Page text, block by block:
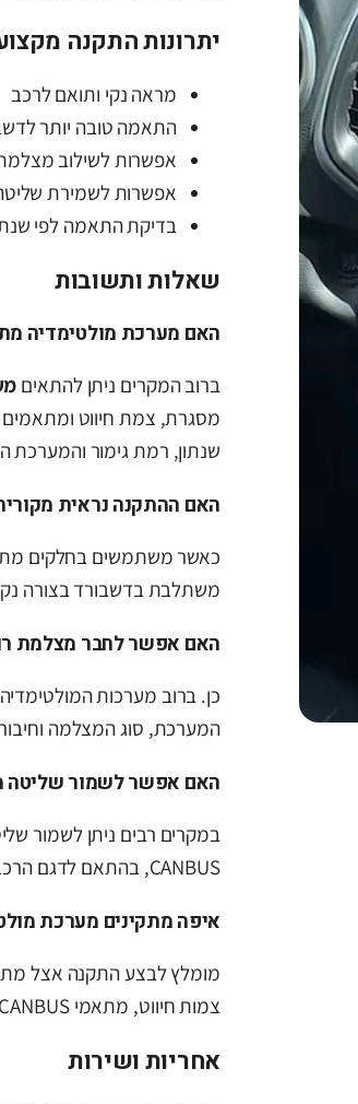
יתרונות התקנה
מראה נקי ותואם לרכב
התאמה טובה יותר
אפשרות לשילוב
אפשרות לשמירת
בדיקת התאמה לפי
שאלות ותשובות
האם מערכת מולטימדיה מתאימה
ברוב המקרים ניתן להתאים
מסגרת, צמת חיווט
שנתון, רמת גימור והמערכת
האם ההתקנה נראית
כאשר משתמשים בחלקים
משתלבת בדשבורד בצורה
האם אפשר לחבר מצלמת
כן. ברוב מערכות
המערכת, סוג המצלמה
האם אפשר לשמור שליטה
במקרים רבים ניתן לשמור
CANBUS, בהתאם לדגם הרכב ולמערכת המקורית.
איפה מתקינים מערכת
מומלץ לבצע התקנה אצל
צמות חיווט, מתאמי CANBUS, מצלמות רוורס והתאמות דשבורד.
אחריות ושירות